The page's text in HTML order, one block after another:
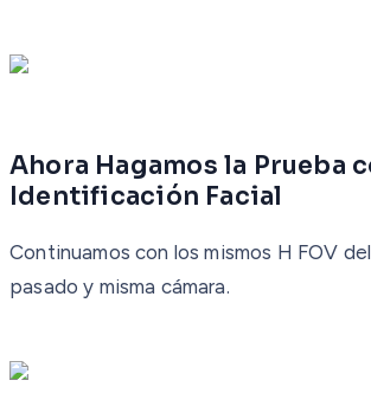
Ahora Hagamos la Prueba
Identificación Facial
Continuamos con los mismos H FOV
pasado y misma cámara.